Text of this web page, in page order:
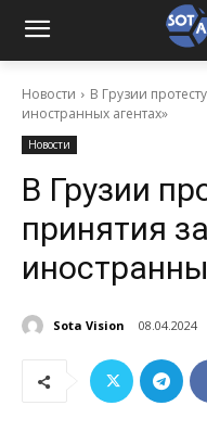
Новости
В Грузии
иностранных агентах»
Новости
В Грузии
принятия
Sota Vision 08.04.2024